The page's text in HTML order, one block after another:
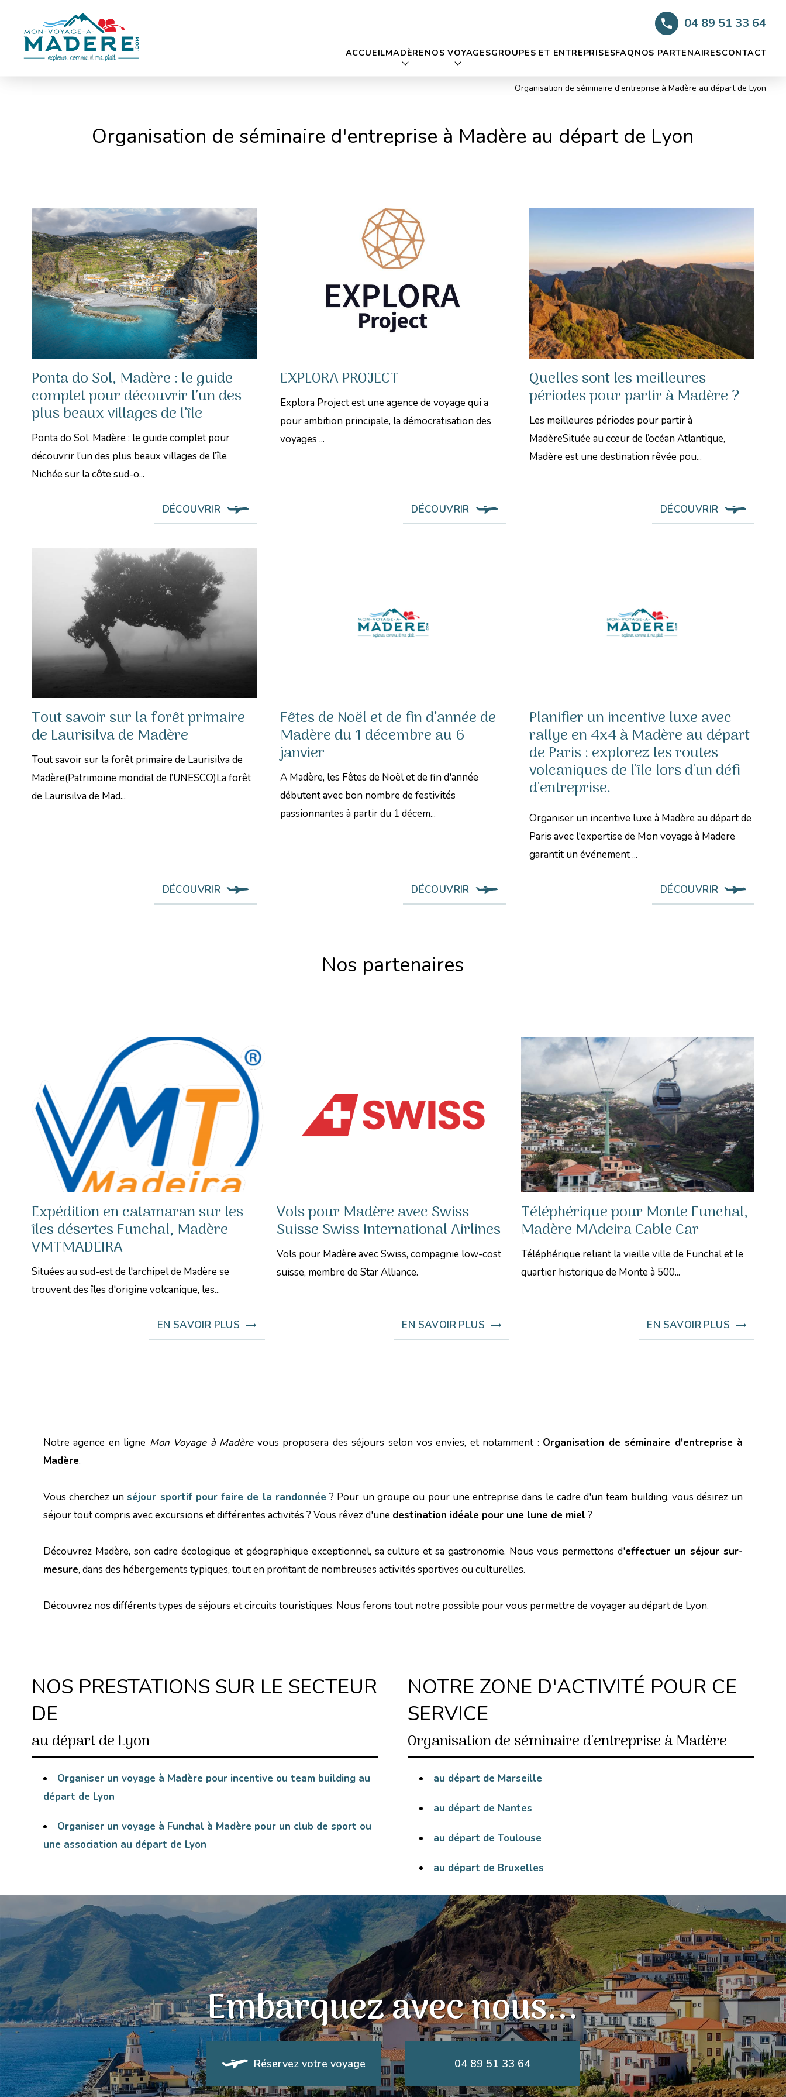
04 89 51 33 64
ACCUEILMADÈRENOS VOYAGESGROUPES ET ENTREPRISESFAQNOS PARTENAIRESCONTACT
Organisation de séminaire d'entreprise à Madère au départ de Lyon
Organisation de séminaire d'entreprise à Madère au départ de Lyon
Ponta do Sol, Madère : le guide
complet pour découvrir l’un des
plus beaux villages de l’île
Ponta do Sol, Madère : le guide complet pour
découvrir l’un des plus beaux villages de l’île
Nichée sur la côte sud-o...
DÉCOUVRIR
EXPLORA PROJECT
Explora Project est une agence de voyage qui a
pour ambition principale, la démocratisation des
voyages ...
DÉCOUVRIR
Quelles sont les meilleures
périodes pour partir à Madère ?
Les meilleures périodes pour partir à
MadèreSituée au cœur de l’océan Atlantique,
Madère est une destination rêvée pou...
DÉCOUVRIR
Tout savoir sur la forêt primaire
de Laurisilva de Madère
Tout savoir sur la forêt primaire de Laurisilva de
Madère(Patrimoine mondial de l’UNESCO)La forêt
de Laurisilva de Mad...
DÉCOUVRIR
Fêtes de Noël et de fin d’année de
Madère du 1 décembre au 6
janvier
A Madère, les Fêtes de Noël et de fin d'année
débutent avec bon nombre de festivités
passionnantes à partir du 1 décem...
DÉCOUVRIR
Planifier un incentive luxe avec
rallye en 4x4 à Madère au départ
de Paris : explorez les routes
volcaniques de l'île lors d'un défi
d'entreprise.
Organiser un incentive luxe à Madère au départ de
Paris avec l'expertise de Mon voyage à Madere
garantit un événement ...
DÉCOUVRIR
Nos partenaires
Expédition en catamaran sur les
îles désertes Funchal, Madère
VMTMADEIRA
Situées au sud-est de l'archipel de Madère se
trouvent des îles d'origine volcanique, les...
EN SAVOIR PLUS
Vols pour Madère avec Swiss
Suisse Swiss International Airlines
Vols pour Madère avec Swiss, compagnie low-cost
suisse, membre de Star Alliance.
EN SAVOIR PLUS
Téléphérique pour Monte Funchal,
Madère MAdeira Cable Car
Téléphérique reliant la vieille ville de Funchal et le
quartier historique de Monte à 500...
EN SAVOIR PLUS
Notre agence en ligne Mon Voyage à Madèrevous proposera des séjours selon vos envies, et notamment : Organisation de séminaire d'entreprise à
Madère.
Vous cherchez unséjour sportif pour faire de la randonnée ? Pour un groupe ou pour une entreprise dans le cadre d'un team building, vous désirez un
séjour tout compris avec excursions et différentes activités ? Vous rêvez d'une destination idéale pour une lune de miel?
Découvrez Madère, son cadre écologique et géographique exceptionnel, sa culture et sa gastronomie. Nous vous permettons d'effectuer un séjour sur-
mesure, dans des hébergements typiques, tout en profitant de nombreuses activités sportives ou culturelles.
Découvrez nos différents types de séjours et circuits touristiques. Nous ferons tout notre possible pour vous permettre de voyager au départ de Lyon.
NOS PRESTATIONS SUR LE SECTEUR
DE
au départ de Lyon
Organiser un voyage à Madère pour incentive ou team building au
départ de Lyon
Organiser un voyage à Funchal à Madère pour un club de sport ou
une association au départ de Lyon
NOTRE ZONE D'ACTIVITÉ POUR CE
SERVICE
Organisation de séminaire d'entreprise à Madère
au départ de Marseille
au départ de Nantes
au départ de Toulouse
au départ de Bruxelles
Embarquez avec nous...
Réservez votre voyage 04 89 51 33 64